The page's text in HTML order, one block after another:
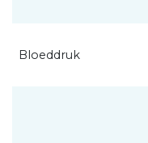
Bloeddruk